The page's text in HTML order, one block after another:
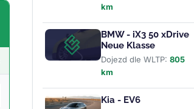
km
BMW - iX3 50 xDrive
Neue Klasse
Dojezd dle WLTP: 805
km
Kia - EV6